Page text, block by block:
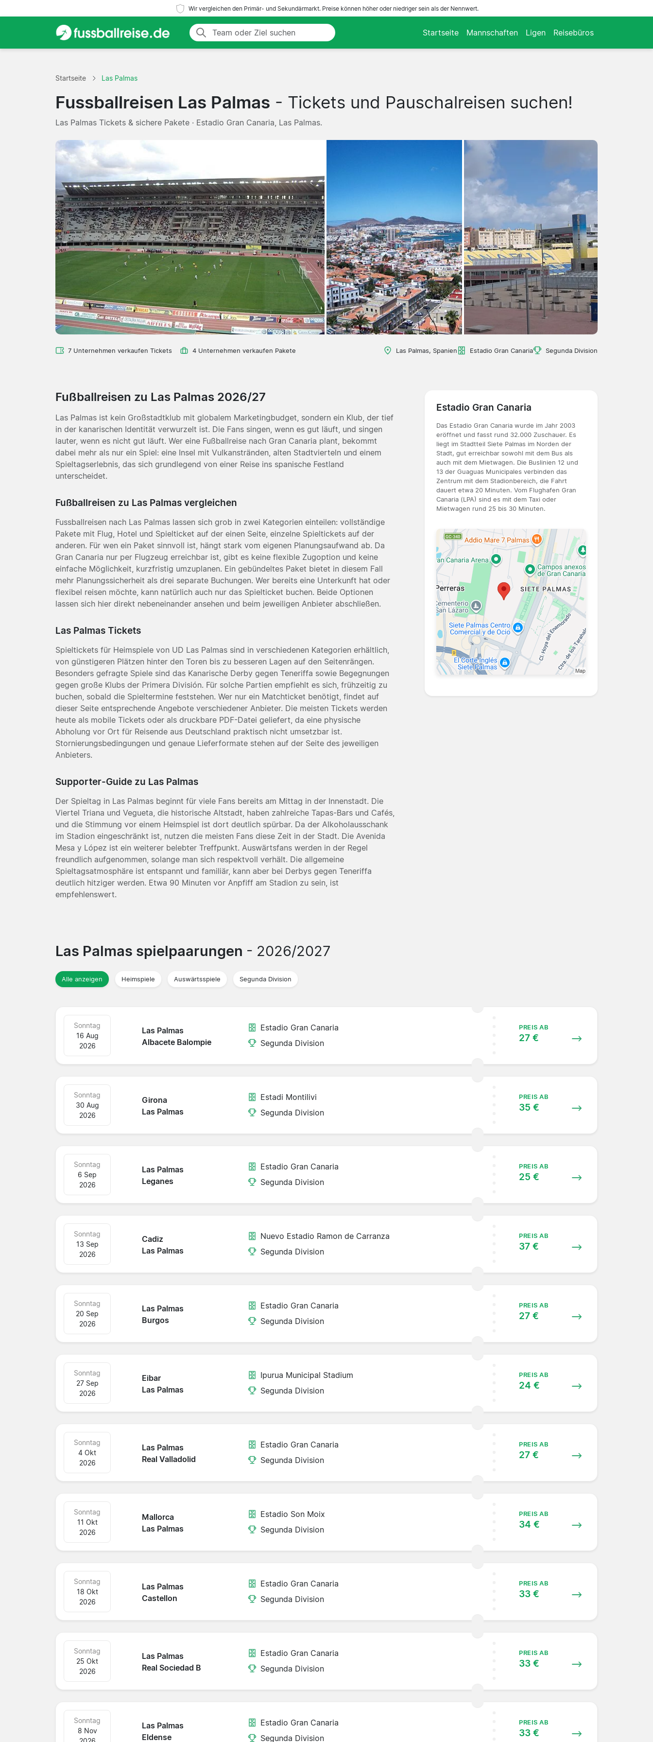
Wir vergleichen den Primär- und Sekundärmarkt. Preise können höher oder niedriger sein als der Nennwert.
Startseite Mannschaften Ligen Reisebüros
Startseite Las Palmas
Fussballreisen Las Palmas - Tickets und Pauschalreisen suchen!
Las Palmas Tickets & sichere Pakete · Estadio Gran Canaria, Las Palmas.
7 Unternehmen verkaufen Tickets 4 Unternehmen verkaufen Pakete Las Palmas, Spanien Estadio Gran Canaria Segunda Division
Fußballreisen zu Las Palmas 2026/27
Las Palmas ist kein Großstadtklub mit globalem Marketingbudget, sondern ein Klub, der tief
in der kanarischen Identität verwurzelt ist. Die Fans singen, wenn es gut läuft, und singen
lauter, wenn es nicht gut läuft. Wer eine Fußballreise nach Gran Canaria plant, bekommt
dabei mehr als nur ein Spiel: eine Insel mit Vulkanstränden, alten Stadtvierteln und einem
Spieltagserlebnis, das sich grundlegend von einer Reise ins spanische Festland
unterscheidet.
Fußballreisen zu Las Palmas vergleichen
Fussballreisen nach Las Palmas lassen sich grob in zwei Kategorien einteilen: vollständige
Pakete mit Flug, Hotel und Spielticket auf der einen Seite, einzelne Spieltickets auf der
anderen. Für wen ein Paket sinnvoll ist, hängt stark vom eigenen Planungsaufwand ab. Da
Gran Canaria nur per Flugzeug erreichbar ist, gibt es keine flexible Zugoption und keine
einfache Möglichkeit, kurzfristig umzuplanen. Ein gebündeltes Paket bietet in diesem Fall
mehr Planungssicherheit als drei separate Buchungen. Wer bereits eine Unterkunft hat oder
flexibel reisen möchte, kann natürlich auch nur das Spielticket buchen. Beide Optionen
lassen sich hier direkt nebeneinander ansehen und beim jeweiligen Anbieter abschließen.
Las Palmas Tickets
Spieltickets für Heimspiele von UD Las Palmas sind in verschiedenen Kategorien erhältlich,
von günstigeren Plätzen hinter den Toren bis zu besseren Lagen auf den Seitenrängen.
Besonders gefragte Spiele sind das Kanarische Derby gegen Teneriffa sowie Begegnungen
gegen große Klubs der Primera División. Für solche Partien empfiehlt es sich, frühzeitig zu
buchen, sobald die Spieltermine feststehen. Wer nur ein Matchticket benötigt, findet auf
dieser Seite entsprechende Angebote verschiedener Anbieter. Die meisten Tickets werden
heute als mobile Tickets oder als druckbare PDF-Datei geliefert, da eine physische
Abholung vor Ort für Reisende aus Deutschland praktisch nicht umsetzbar ist.
Stornierungsbedingungen und genaue Lieferformate stehen auf der Seite des jeweiligen
Anbieters.
Supporter-Guide zu Las Palmas
Der Spieltag in Las Palmas beginnt für viele Fans bereits am Mittag in der Innenstadt. Die
Viertel Triana und Vegueta, die historische Altstadt, haben zahlreiche Tapas-Bars und Cafés,
und die Stimmung vor einem Heimspiel ist dort deutlich spürbar. Da der Alkoholausschank
im Stadion eingeschränkt ist, nutzen die meisten Fans diese Zeit in der Stadt. Die Avenida
Mesa y López ist ein weiterer belebter Treffpunkt. Auswärtsfans werden in der Regel
freundlich aufgenommen, solange man sich respektvoll verhält. Die allgemeine
Spieltagsatmosphäre ist entspannt und familiär, kann aber bei Derbys gegen Teneriffa
deutlich hitziger werden. Etwa 90 Minuten vor Anpfiff am Stadion zu sein, ist
empfehlenswert.
Estadio Gran Canaria
Das Estadio Gran Canaria wurde im Jahr 2003
eröffnet und fasst rund 32.000 Zuschauer. Es
liegt im Stadtteil Siete Palmas im Norden der
Stadt, gut erreichbar sowohl mit dem Bus als
auch mit dem Mietwagen. Die Buslinien 12 und
13 der Guaguas Municipales verbinden das
Zentrum mit dem Stadionbereich, die Fahrt
dauert etwa 20 Minuten. Vom Flughafen Gran
Canaria (LPA) sind es mit dem Taxi oder
Mietwagen rund 25 bis 30 Minuten.
Las Palmas spielpaarungen - 2026/2027
Alle anzeigen Heimspiele Auswärtsspiele Segunda Division
Las Palmas
Albacete Balompie
Sonntag
16 Aug
2026
Estadio Gran Canaria
Segunda Division
PREIS AB
27 €
Girona
Las Palmas
Sonntag
30 Aug
2026
Estadi Montilivi
Segunda Division
PREIS AB
35 €
Las Palmas
Leganes
Sonntag
6 Sep
2026
Estadio Gran Canaria
Segunda Division
PREIS AB
25 €
Cadiz
Las Palmas
Sonntag
13 Sep
2026
Nuevo Estadio Ramon de Carranza
Segunda Division
PREIS AB
37 €
Las Palmas
Burgos
Sonntag
20 Sep
2026
Estadio Gran Canaria
Segunda Division
PREIS AB
27 €
Eibar
Las Palmas
Sonntag
27 Sep
2026
Ipurua Municipal Stadium
Segunda Division
PREIS AB
24 €
Las Palmas
Real Valladolid
Sonntag
4 Okt
2026
Estadio Gran Canaria
Segunda Division
PREIS AB
27 €
Mallorca
Las Palmas
Sonntag
11 Okt
2026
Estadio Son Moix
Segunda Division
PREIS AB
34 €
Las Palmas
Castellon
Sonntag
18 Okt
2026
Estadio Gran Canaria
Segunda Division
PREIS AB
33 €
Las Palmas
Real Sociedad B
Sonntag
25 Okt
2026
Estadio Gran Canaria
Segunda Division
PREIS AB
33 €
Las Palmas
Eldense
Sonntag
8 Nov
Estadio Gran Canaria
Segunda Division
PREIS AB
33 €